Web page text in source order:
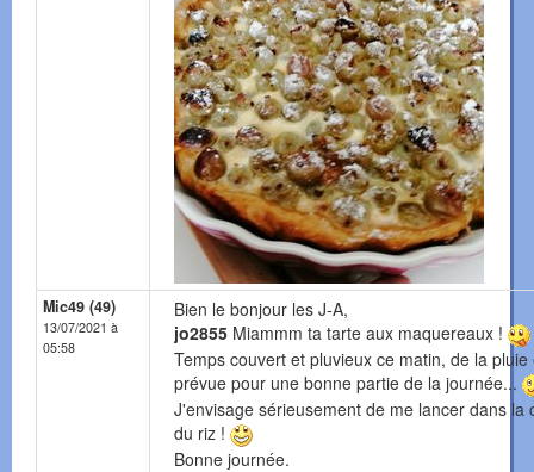
Mic49 (49)
13/07/2021 à
05:58
Bien le bonjour les J-A,
jo2855 Miammm ta tarte aux maquereaux !
Temps couvert et pluvieux ce matin, de la pluie
prévue pour une bonne partie de la journée...
J'envisage sérieusement de me lancer dans la
du riz !
Bonne journée.